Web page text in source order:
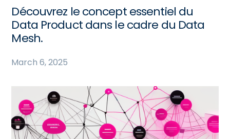
Découvrez le concept essentiel du
Data Product dans le cadre du Data
Mesh.
March 6, 2025